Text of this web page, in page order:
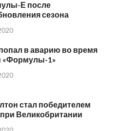
Е после
сезона
в аварию во время
«Формулы-1»
стал победителем
Великобритании